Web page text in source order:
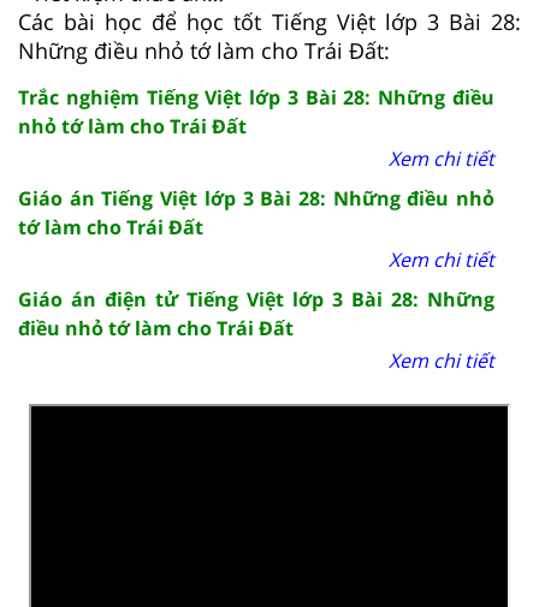
Các bài học để học tốt Tiếng Việt lớp 3 Bài 28:
Những điều nhỏ tớ làm cho Trái Đất:
Trắc nghiệm Tiếng Việt lớp 3 Bài 28: Những điều
nhỏ tớ làm cho Trái Đất
Xem chi tiết
Giáo án Tiếng Việt lớp 3 Bài 28: Những điều nhỏ
tớ làm cho Trái Đất
Xem chi tiết
Giáo án điện tử Tiếng Việt lớp 3 Bài 28: Những
điều nhỏ tớ làm cho Trái Đất
Xem chi tiết